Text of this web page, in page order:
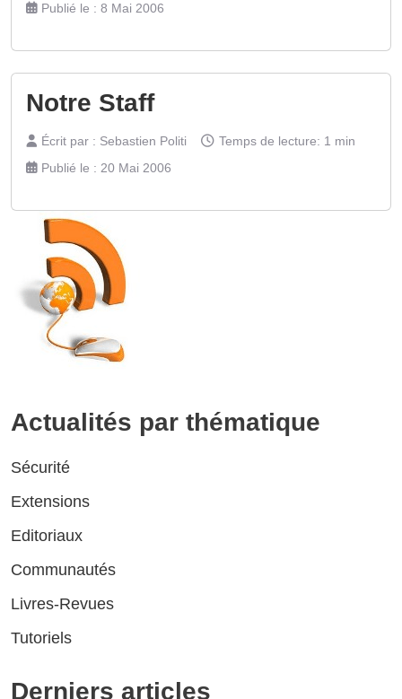
Publié le : 8 Mai 2006
Notre Staff
Écrit par : Sebastien Politi
Temps de lecture: 1 min
Publié le : 20 Mai 2006
Actualités par thématique
Sécurité
Extensions
Editoriaux
Communautés
Livres-Revues
Tutoriels
Derniers articles